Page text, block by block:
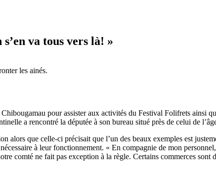
va tous vers là! »
les ainés.
pour assister aux activités du Festival Folifrets ainsi
a rencontré la députée à son bureau situé près de celui de
alors que celle-ci précisait que l’un des beaux exemples est
à leur fonctionnement. « En compagnie de mon
comté ne fait pas exception à la règle. Certains commerces sont